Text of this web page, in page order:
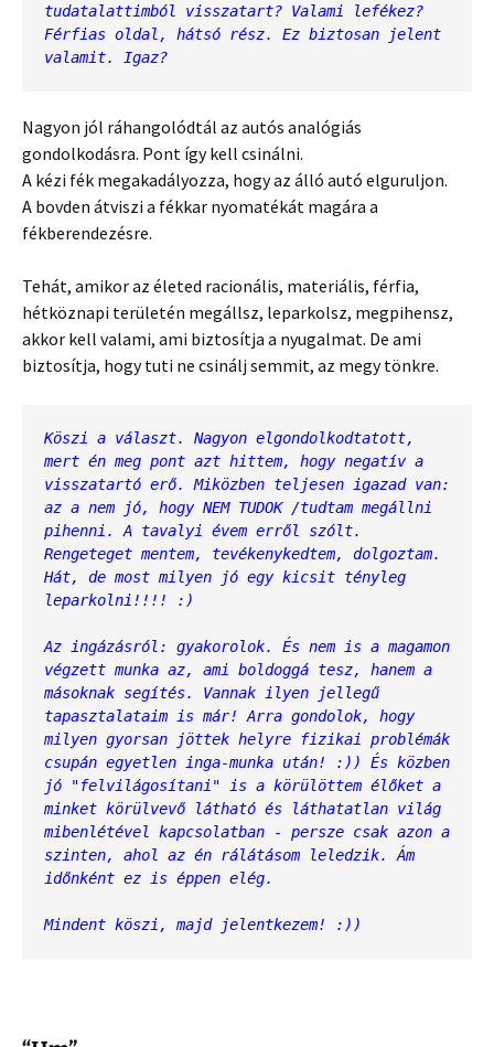
tudatalattimból visszatart? Valami lefékez?
Férfias oldal, hátsó rész. Ez biztosan jelent
valamit. Igaz?
Nagyon jól ráhangolódtál az autós analógiás
gondolkodásra. Pont így kell csinálni.
A kézi fék megakadályozza, hogy az álló autó elguruljon.
A bovden átviszi a fékkar nyomatékát magára a
fékberendezésre.
Tehát, amikor az életed racionális, materiális, férfia,
hétköznapi területén megállsz, leparkolsz, megpihensz,
akkor kell valami, ami biztosítja a nyugalmat. De ami
biztosítja, hogy tuti ne csinálj semmit, az megy tönkre.
Köszi a választ. Nagyon elgondolkodtatott,
mert én meg pont azt hittem, hogy negatív a
visszatartó erő. Miközben teljesen igazad van:
az a nem jó, hogy NEM TUDOK /tudtam megállni
pihenni. A tavalyi évem erről szólt.
Rengeteget mentem, tevékenykedtem, dolgoztam.
Hát, de most milyen jó egy kicsit tényleg
leparkolni!!!! :)
Az ingázásról: gyakorolok. És nem is a magamon
végzett munka az, ami boldoggá tesz, hanem a
másoknak segítés. Vannak ilyen jellegű
tapasztalataim is már! Arra gondolok, hogy
milyen gyorsan jöttek helyre fizikai problémák
csupán egyetlen inga-munka után! :)) És közben
jó "felvilágosítani" is a körülöttem élőket a
minket körülvevő látható és láthatatlan világ
mibenlétével kapcsolatban - persze csak azon a
szinten, ahol az én rálátásom leledzik. Ám
időnként ez is éppen elég.
Mindent köszi, majd jelentkezem! :))